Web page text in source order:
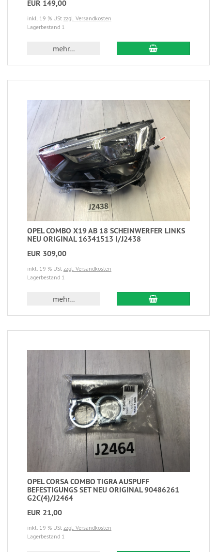
EUR 149,00
inkl. 19 % USt zzgl. Versandkosten
Lagerbestand 1
mehr...
OPEL COMBO X19 AB 18 SCHEINWERFER LINKS
NEU ORIGINAL 16341513 I/J2438
EUR 309,00
inkl. 19 % USt zzgl. Versandkosten
Lagerbestand 1
mehr...
OPEL CORSA COMBO TIGRA AUSPUFF
BEFESTIGUNGS SET NEU ORIGINAL 90486261
G2C(4)/J2464
EUR 21,00
inkl. 19 % USt zzgl. Versandkosten
Lagerbestand 1